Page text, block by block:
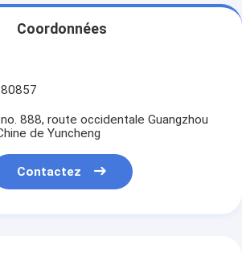
Coordonnées
888, route occidentale Guangzhou
de Yuncheng
Contactez